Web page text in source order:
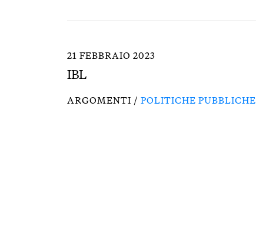
21 FEBBRAIO 2023
IBL
ARGOMENTI / POLITICHE PUBBLICHE